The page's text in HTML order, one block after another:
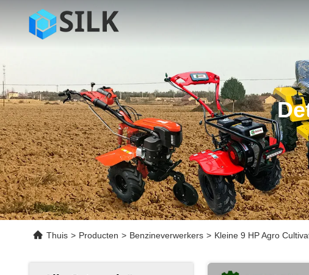
Thuis > Producten > Benzineverwerkers > Kleine 9 HP Agro